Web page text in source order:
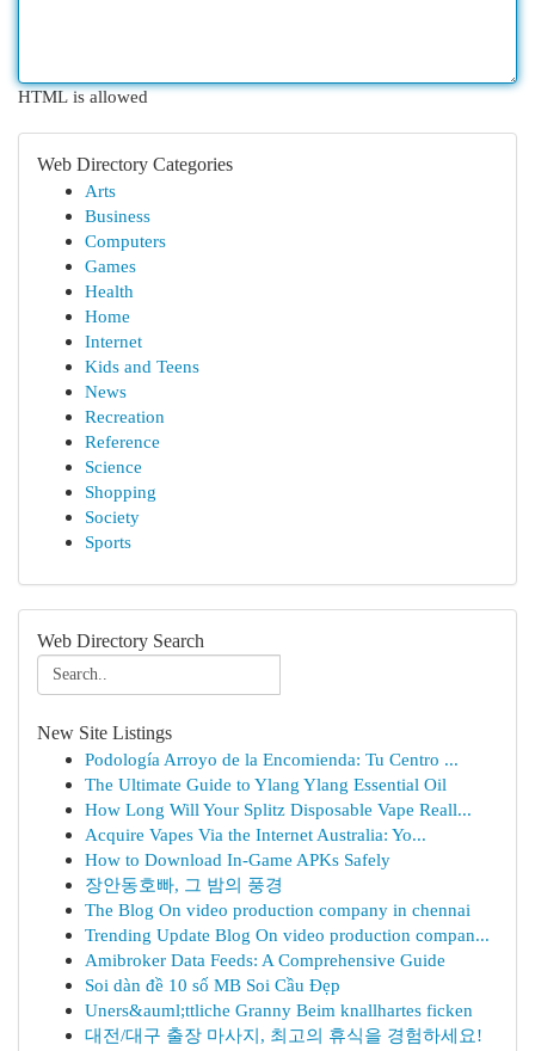
HTML is allowed
Web Directory Categories
Arts
Business
Computers
Games
Health
Home
Internet
Kids and Teens
News
Recreation
Reference
Science
Shopping
Society
Sports
Web Directory Search
New Site Listings
Podología Arroyo de la Encomienda: Tu Centro ...
The Ultimate Guide to Ylang Ylang Essential Oil
How Long Will Your Splitz Disposable Vape Reall...
Acquire Vapes Via the Internet Australia: Yo...
How to Download In-Game APKs Safely
장안동호빠, 그 밤의 풍경
The Blog On video production company in chennai
Trending Update Blog On video production compan...
Amibroker Data Feeds: A Comprehensive Guide
Soi dàn đề 10 số MB Soi Cầu Đẹp
Uners&auml;ttliche Granny Beim knallhartes ficken
대전/대구 출장 마사지, 최고의 휴식을 경험하세요!